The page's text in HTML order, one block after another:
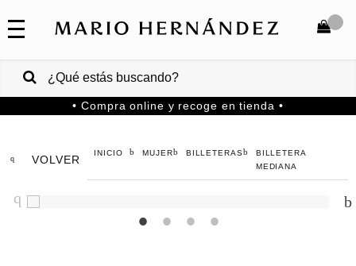
COLECCIONES
VENTAS
CORPORATIVAS
COMPRAR
• Compra online y recoge en tienda •
VOLVER MUJER BILLETERAS
BILLETERA
MEDIANA